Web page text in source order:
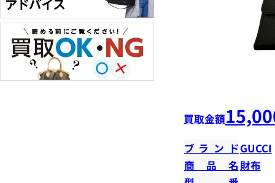
買取金額
ブランドGUCCI
商品名 財布